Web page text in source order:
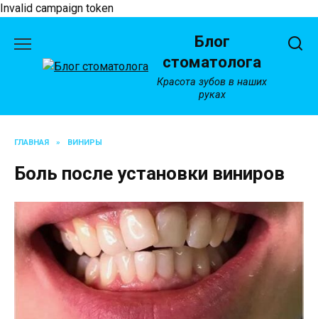
Invalid campaign token
содержанию
Блог
стоматолога
Красота зубов в наших
руках
ГЛАВНАЯ » ВИНИРЫ
Боль после установки виниров